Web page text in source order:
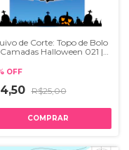
de Corte: Topo de Bolo
Halloween 021 |
OFF
R$25,00